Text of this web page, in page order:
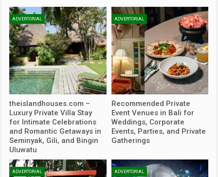
ADVERTORIAL
theislandhouses.com –
Luxury Private Villa Stay
for Intimate Celebrations
and Romantic Getaways in
Seminyak, Gili, and Bingin
Uluwatu
ADVERTORIAL
Recommended Private
Event Venues in Bali for
Weddings, Corporate
Events, Parties, and Private
Gatherings
ADVERTORIAL ADVERTORIAL